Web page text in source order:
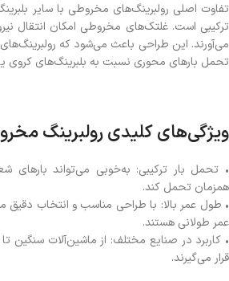
تفاوت اصلی رولبرینگ‌های مخروطی با سایر
ترکیبی است. غلتک‌های مخروطی امکان انتقال
می‌آورند. این طراحی باعث می‌شود که
تحمل بارهای محوری نسبت به بلبرینگ‌های کروی یا
ویژگی‌های کلیدی رولبرینگ
• تحمل بار ترکیبی: به‌خوبی می‌تواند
همزمان تحمل کند.
• طول عمر بالا: با طراحی مناسب و انتخاب دقیق
عمر طولانی هستند.
• کاربرد در صنایع مختلف: از ماشین‌آلات سنگین
قرار می‌گیرند.